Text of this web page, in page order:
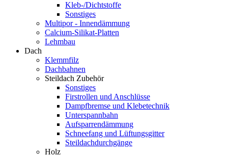
Kleb-/Dichtstoffe
Sonstiges
Multipor - Innendämmung
Calcium-Silikat-Platten
Lehmbau
Dach
Klemmfilz
Dachbahnen
Steildach Zubehör
Sonstiges
Firstrollen und Anschlüsse
Dampfbremse und Klebetechnik
Unterspannbahn
Aufsparrendämmung
Schneefang und Lüftungsgitter
Steildachdurchgänge
Holz